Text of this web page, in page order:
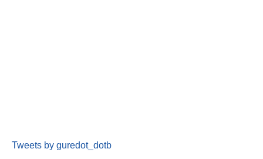
Tweets by guredot_dotb